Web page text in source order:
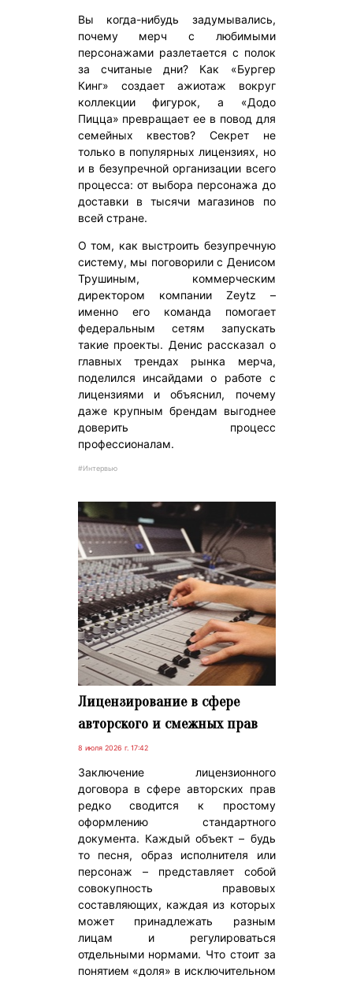
Вы когда-нибудь задумывались,
почему мерч с любимыми
персонажами разлетается с полок
за считаные дни? Как «Бургер
Кинг» создает ажиотаж вокруг
коллекции фигурок, а «Додо
Пицца» превращает ее в повод для
семейных квестов? Секрет не
только в популярных лицензиях, но
и в безупречной организации всего
процесса: от выбора персонажа до
доставки в тысячи магазинов по
всей стране.
О том, как выстроить безупречную
систему, мы поговорили с Денисом
Трушиным, коммерческим
директором компании Zeytz –
именно его команда помогает
федеральным сетям запускать
такие проекты. Денис рассказал о
главных трендах рынка мерча,
поделился инсайдами о работе с
лицензиями и объяснил, почему
даже крупным брендам выгоднее
доверить процесс
профессионалам.
#Интервью
Лицензирование в сфере
авторского и смежных прав
8 июля 2026 г. 17:42
Заключение лицензионного
договора в сфере авторских прав
редко сводится к простому
оформлению стандартного
документа. Каждый объект – будь
то песня, образ исполнителя или
персонаж – представляет собой
совокупность правовых
составляющих, каждая из которых
может принадлежать разным
лицам и регулироваться
отдельными нормами. Что стоит за
понятием «доля» в исключительном